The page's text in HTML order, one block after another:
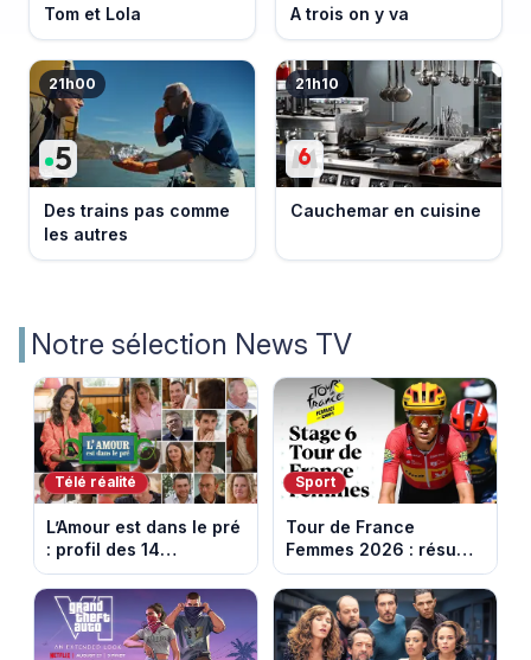
Tom et Lola A trois on y va
21h00
Des trains pas comme
les autres
21h10
Cauchemar en cuisine
Notre sélection News TV
Télé réalité
L’Amour est dans le pré
: profil des 14
agriculteurs, speed
dating inédit et de
nouvelles histoires
d’amour
Sport
Tour de France
Femmes 2026 : résumé
vidéo de la 6e étape
entre Montbrison et
Tournon-sur-Rhône